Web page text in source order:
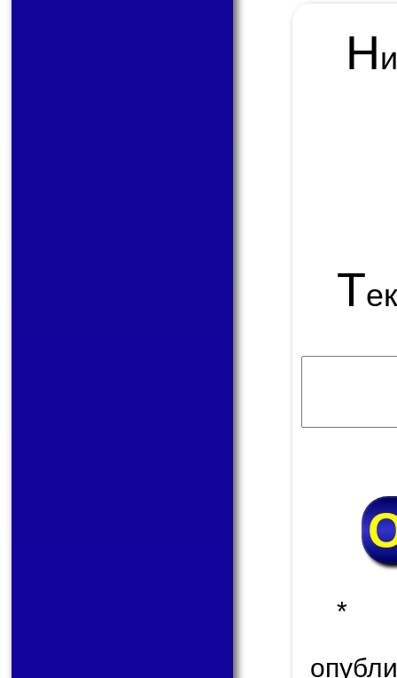
Н
Т
*